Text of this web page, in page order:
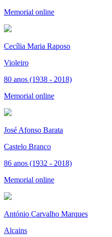
Memorial online
Cecília Maria Raposo
Violeiro
80 anos (1938 - 2018)
Memorial online
José Afonso Barata
Castelo Branco
86 anos (1932 - 2018)
Memorial online
António Carvalho Marques
Alcains